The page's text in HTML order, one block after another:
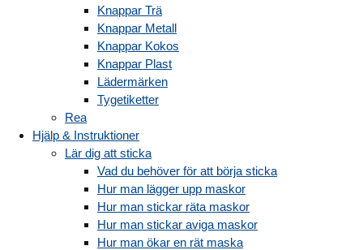
Knappar Trä
Knappar Metall
Knappar Kokos
Knappar Plast
Lädermärken
Tygetiketter
Rea
Hjälp & Instruktioner
Lär dig att sticka
Vad du behöver för att börja sticka
Hur man lägger upp maskor
Hur man stickar räta maskor
Hur man stickar aviga maskor
Hur man ökar en rät maska